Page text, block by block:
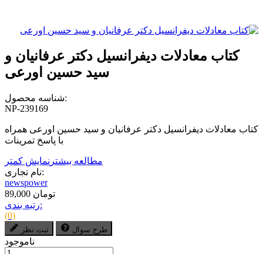
کتاب معادلات دیفرانسیل دکتر عرفانیان و
سید حسین اورعی
شناسه محصول:
NP-239169
کتاب معادلات دیفرانسیل دکتر عرفانیان و سید حسین اورعی همراه
با پاسخ تمرینات
مطالعه بیشتر نمایش کمتر
نام تجاری:
newspower
89,000 تومان
رتبه بندی:
(0)
ثبت نظر طرح سوال
ناموجود